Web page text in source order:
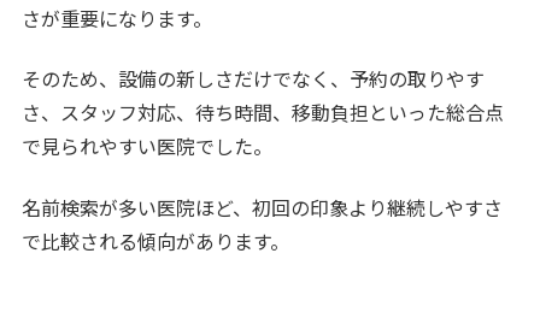
さが重要になります。
そのため、設備の新しさだけでなく、予約の取りやす
さ、スタッフ対応、待ち時間、移動負担といった総合点
で見られやすい医院でした。
名前検索が多い医院ほど、初回の印象より継続しやすさ
で比較される傾向があります。